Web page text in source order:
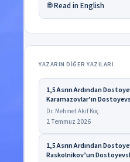
🌐 Read in English
YAZARIN DIĞER YAZILARI
1,5 Asrın Ardından
Karamazovlar’ın
Dr. Mehmet Akif Koç
2 Temmuz 2026
1,5 Asrın Ardından
Raskolnikov’un